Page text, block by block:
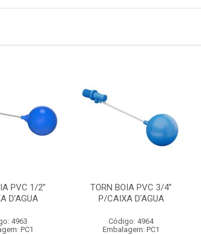
PVC 1/2”
D'AGUA
4963
PC1
TORN BOIA PVC 3/4”
P/CAIXA D'AGUA
Código: 4964
Embalagem: PC1